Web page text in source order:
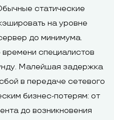
статические
на уровне
до минимума.
специалистов
Малейшая задержка
в передаче сетевого
бизнес-потерям: от
до возникновения